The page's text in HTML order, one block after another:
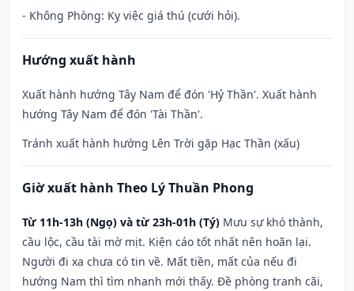
- Không Phòng: Kỵ việc giá thú (cưới hỏi).
Hướng xuất hành
Xuất hành hướng Tây Nam để đón 'Hỷ Thần'. Xuất hành
hướng Tây Nam để đón 'Tài Thần'.
Tránh xuất hành hướng Lên Trời gặp Hạc Thần (xấu)
Giờ xuất hành Theo Lý Thuần Phong
Từ 11h-13h (Ngọ) và từ 23h-01h (Tý) Mưu sự khó thành,
cầu lộc, cầu tài mờ mịt. Kiện cáo tốt nhất nên hoãn lại.
Người đi xa chưa có tin về. Mất tiền, mất của nếu đi
hướng Nam thì tìm nhanh mới thấy. Đề phòng tranh cãi,